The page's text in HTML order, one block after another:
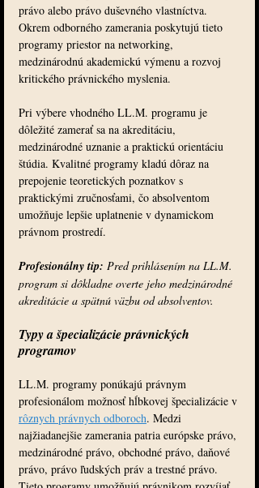
právo alebo právo duševného vlastníctva.
Okrem odborného zamerania poskytujú tieto
programy priestor na networking,
medzinárodnú akademickú výmenu a rozvoj
kritického právnického myslenia.
Pri výbere vhodného LL.M. programu je
dôležité zamerať sa na akreditáciu,
medzinárodné uznanie a praktickú orientáciu
štúdia. Kvalitné programy kladú dôraz na
prepojenie teoretických poznatkov s
praktickými zručnosťami, čo absolventom
umožňuje lepšie uplatnenie v dynamickom
právnom prostredí.
Profesionálny tip: Pred prihlásením na LL.M.
program si dôkladne overte jeho medzinárodné
akreditácie a spätnú väzbu od absolventov.
Typy a špecializácie právnických
programov
LL.M. programy ponúkajú právnym
profesionálom možnosť hĺbkovej špecializácie v
rôznych právnych odboroch. Medzi
najžiadanejšie zamerania patria európske právo,
medzinárodné právo, obchodné právo, daňové
právo, právo ľudských práv a trestné právo.